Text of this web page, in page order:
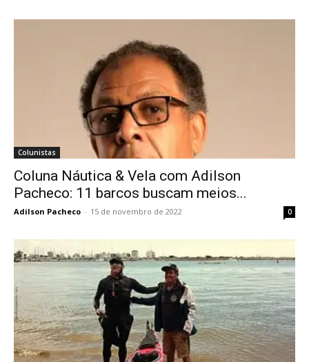
Colunistas
Coluna Náutica & Vela com Adilson
Pacheco: 11 barcos buscam meios...
Adilson Pacheco - 15 de novembro de 2022 0